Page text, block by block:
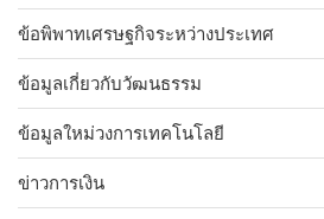
ข้อพิพาทเศรษฐกิจระหว่างประเทศ
ข้อมูลเกี่ยวกับวัฒนธรรม
ข้อมูลใหม่วงการเทคโนโลยี
ข่าวการเงิน